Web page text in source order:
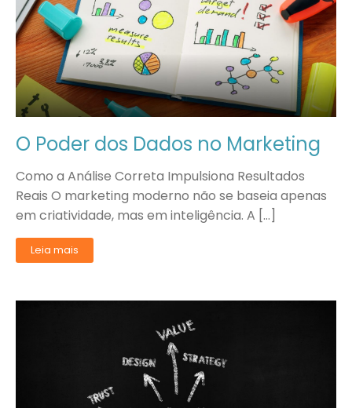
O Poder dos Dados no Marketing
Como a Análise Correta Impulsiona Resultados
Reais O marketing moderno não se baseia apenas
em criatividade, mas em inteligência. A […]
Leia mais